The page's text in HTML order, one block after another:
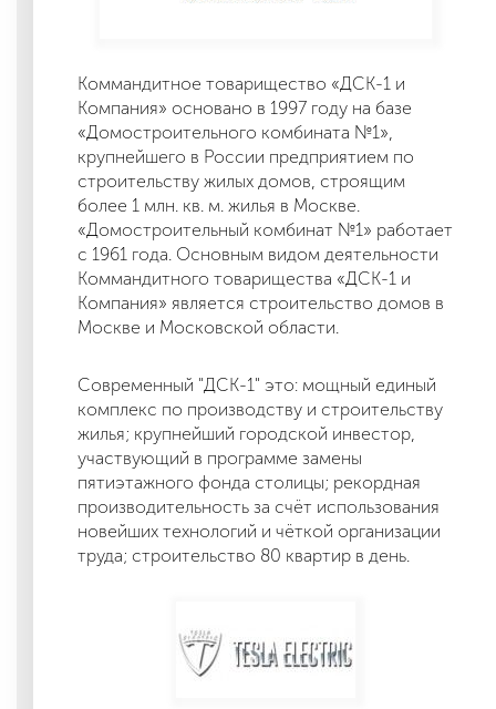
Коммандитное товарищество «ДСК-1 и
Компания» основано в 1997 году на базе
«Домостроительного комбината №1»,
крупнейшего в России предприятием по
строительству жилых домов, строящим
более 1 млн. кв. м. жилья в Москве.
«Домостроительный комбинат №1» работает
с 1961 года. Основным видом деятельности
Коммандитного товарищества «ДСК-1 и
Компания» является строительство домов в
Москве и Московской области.
Современный "ДСК-1" это: мощный единый
комплекс по производству и строительству
жилья; крупнейший городской инвестор,
участвующий в программе замены
пятиэтажного фонда столицы; рекордная
производительность за счёт использования
новейших технологий и чёткой организации
труда; строительство 80 квартир в день.